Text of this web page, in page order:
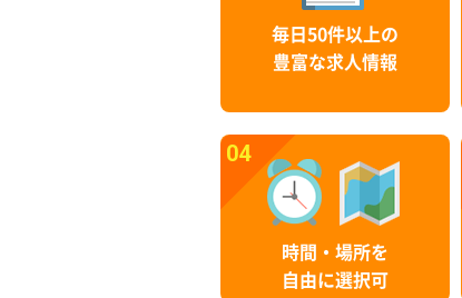
毎日50件以上の
豊富な求人情報
04
時間・場所を
自由に選択可